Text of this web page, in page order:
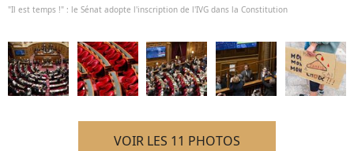
"Il est temps !" : le Sénat adopte l'inscription de l'IVG dans la Constitution
VOIR LES 11 PHOTOS